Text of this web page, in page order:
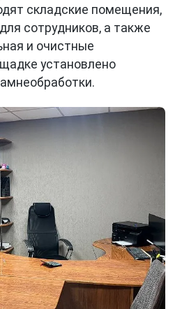
складские помещения,
сотрудников, а также
и очистные
установлено